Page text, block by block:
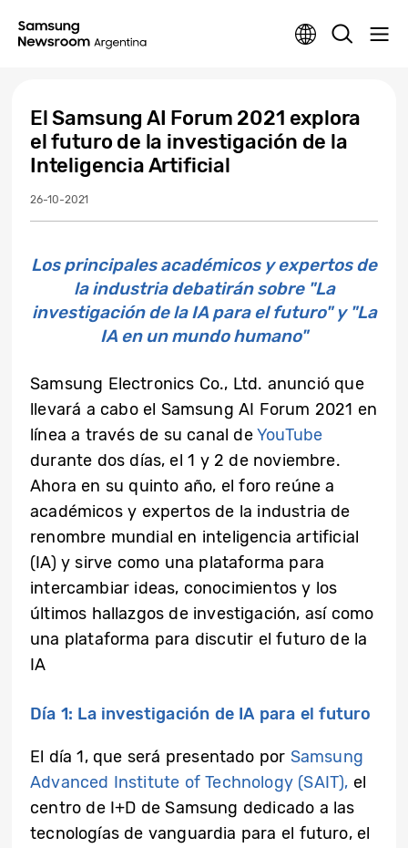
El Samsung AI Forum 2021 explora
el futuro de la investigación de la
Inteligencia Artificial
26-10-2021
Los principales académicos y expertos de
la industria debatirán sobre "La
investigación de la IA para el futuro" y "La
IA en un mundo humano"
Samsung Electronics Co., Ltd. anunció que
llevará a cabo el Samsung AI Forum 2021 en
línea a través de su canal deYouTube
durante dos días, el 1 y 2 de noviembre.
Ahora en su quinto año, el foro reúne a
académicos y expertos de la industria de
renombre mundial en inteligencia artificial
(IA) y sirve como una plataforma para
intercambiar ideas, conocimientos y los
últimos hallazgos de investigación, así como
una plataforma para discutir el futuro de la
IA
Día 1: La investigación de IA para el futuro
El día 1, que será presentado por Samsung
Advanced Institute of Technology (SAIT), el
centro de I+D de Samsung dedicado a las
tecnologías de vanguardia para el futuro, el